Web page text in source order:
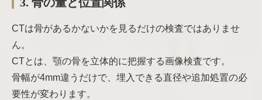
CTは骨があるかないかを見るだけの検査ではありませ
ん。
CTとは、顎の骨を立体的に把握する画像検査です。
骨幅が4mm違うだけで、埋入できる直径や追加処置の必
要性が変わります。